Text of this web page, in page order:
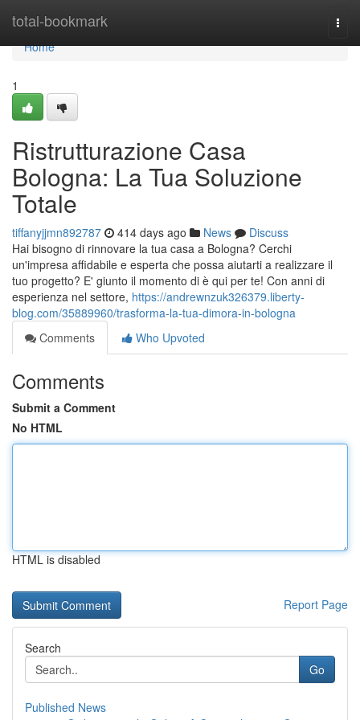
total-bookmark
Home
Home
1
Ristrutturazione Casa
Bologna: La Tua Soluzione
Totale
tiffanyjjmn892787 414 days ago News
Discuss
Hai bisogno di rinnovare la tua casa a Bologna? Cerchi
un'impresa affidabile e esperta che possa aiutarti a realizzare il
tuo progetto? E' giunto il momento di è qui per te! Con anni di
esperienza nel settore, https://andrewnzuk326379.liberty-
blog.com/35889960/trasforma-la-tua-dimora-in-bologna
Comments
Who Upvoted
Comments
Submit a Comment
No HTML
HTML is disabled
Report Page
Search
Go
Published News